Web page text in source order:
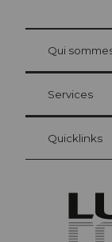
Carte
Vos avantages en
at Bre
Qui
Services
Quicklinks